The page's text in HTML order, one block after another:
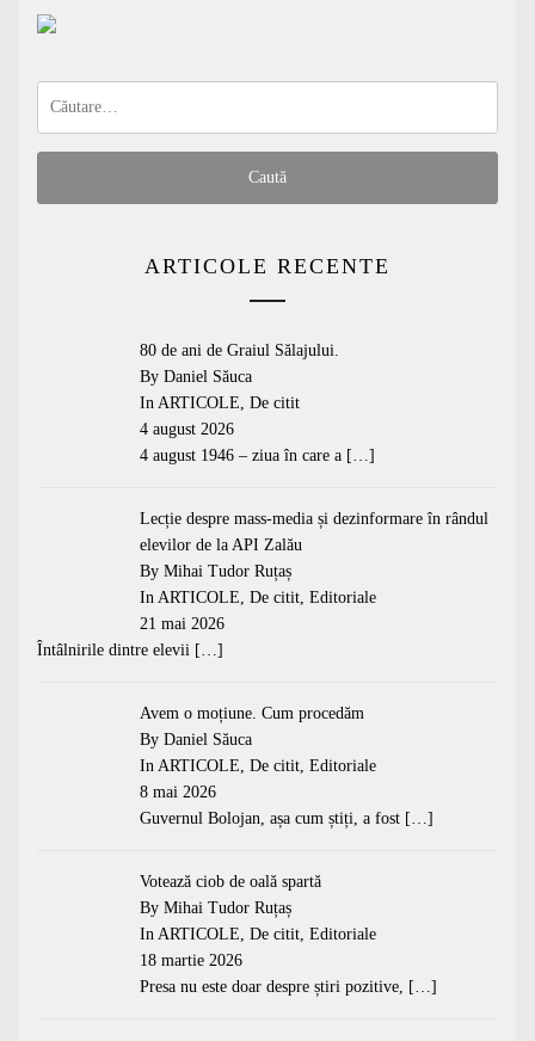
ARTICOLE RECENTE
80 de ani de Graiul Sălajului.
By Daniel Săuca
In ARTICOLE, De citit
4 august 2026
4 august 1946 – ziua în care a […]
Lecție despre mass-media și dezinformare în rândul
elevilor de la API Zalău
By Mihai Tudor Ruțaș
In ARTICOLE, De citit, Editoriale
21 mai 2026
Întâlnirile dintre elevii […]
Avem o moțiune. Cum procedăm
By Daniel Săuca
In ARTICOLE, De citit, Editoriale
8 mai 2026
Guvernul Bolojan, așa cum știți, a fost […]
Votează ciob de oală spartă
By Mihai Tudor Ruțaș
In ARTICOLE, De citit, Editoriale
18 martie 2026
Presa nu este doar despre știri pozitive, […]